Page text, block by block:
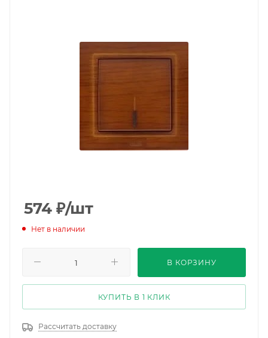
574 ₽/шт
Нет в наличии
В КОРЗИНУ
КУПИТЬ В 1 КЛИК
Рассчитать доставку